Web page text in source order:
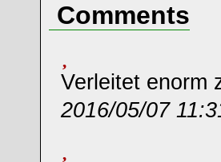
Comments
Verleitet enorm
2016/05/07